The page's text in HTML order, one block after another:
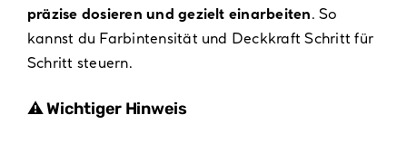
präzise dosieren und gezielt einarbeiten. So
kannst du Farbintensität und Deckkraft Schritt für
Schritt steuern.
⚠️ Wichtiger Hinweis